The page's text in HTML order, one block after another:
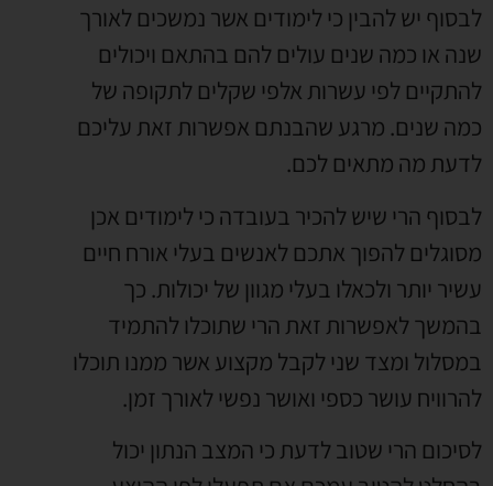
לבסוף יש להבין כי לימודים אשר נמשכים לאורך
שנה או כמה שנים עולים להם בהתאם ויכולים
להתקיים לפי עשרות אלפי שקלים לתקופה של
כמה שנים. מרגע שהבנתם אפשרות זאת עליכם
לדעת מה מתאים לכם.
לבסוף הרי שיש להכיר בעובדה כי לימודים אכן
מסוגלים להפוך אתכם לאנשים בעלי אורח חיים
עשיר יותר ולכאלו בעלי מגוון של יכולות. כך
בהמשך לאפשרות זאת הרי שתוכלו להתמיד
במסלול ומצד שני לקבל מקצוע אשר ממנו תוכלו
להרוויח עושר כספי ואושר נפשי לאורך זמן.
לסיכום הרי שטוב לדעת כי המצב הנתון יכול